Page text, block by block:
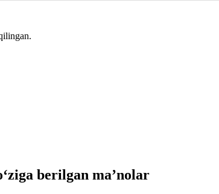
berilgan ma’nolar